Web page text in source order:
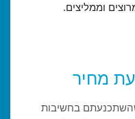
וממליצים.
מחיר
בחשיבות